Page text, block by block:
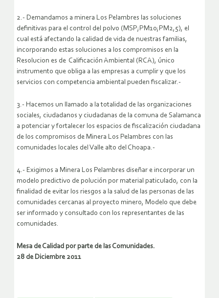
2.- Demandamos a minera Los Pelambres las soluciones
definitivas para el control del polvo (MSP;PM10;PM2,5), el
cual está afectando la calidad de vida de nuestras familias,
incorporando estas soluciones a los compromisos en la
Resolucion es de Calificación Ambiental (RCA), único
instrumento que obliga a las empresas a cumplir y que los
servicios con competencia ambiental pueden fiscalizar.-
3.- Hacemos un llamado a la totalidad de las organizaciones
sociales, ciudadanos y ciudadanas de la comuna de Salamanca
a potenciar y fortalecer los espacios de fiscalización ciudadana
de los compromisos de Minera Los Pelambres con las
comunidades locales del Valle alto del Choapa.-
4.- Exigimos a Minera Los Pelambres diseñar e incorporar un
modelo predictivo de polución por material paticulado, con la
finalidad de evitar los riesgos a la salud de las personas de las
comunidades cercanas al proyecto minero, Modelo que debe
ser informado y consultado con los representantes de las
comunidades.
Mesa de Calidad por parte de las Comunidades.
28 de Diciembre 2011